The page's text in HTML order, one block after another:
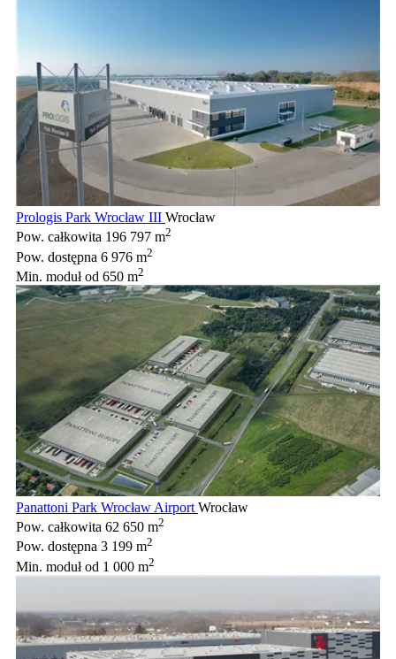
Prologis Park Wrocław III Wrocław
Pow. całkowita 196 797 m2
Pow. dostępna 6 976 m2
Min. modułod 650 m2
Panattoni Park Wrocław Airport Wrocław
Pow. całkowita 62 650 m2
Pow. dostępna 3 199 m2
Min. modułod 1 000 m2